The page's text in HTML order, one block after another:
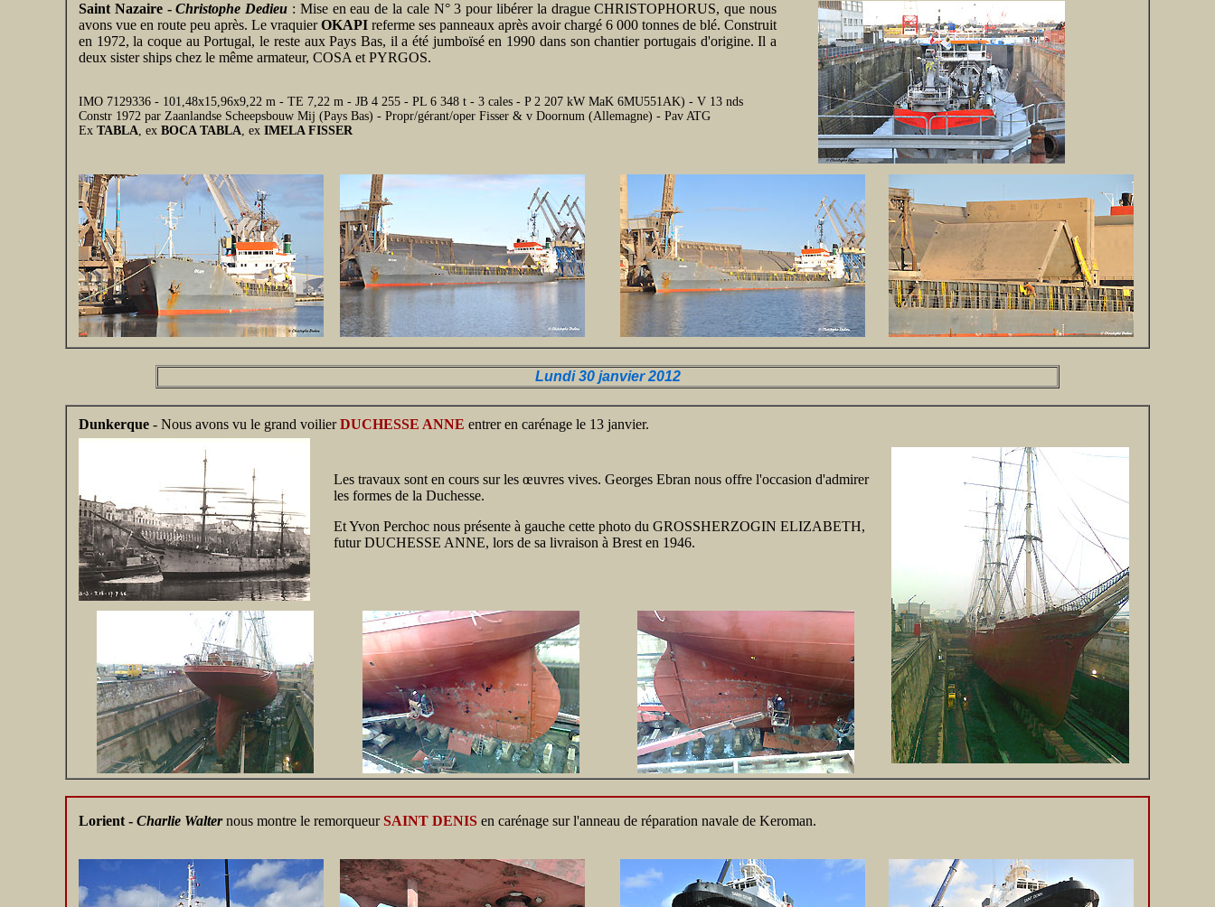
Saint Nazaire -Christophe Dedieu : Mise en eau de la cale N° 3 pour libérer la drague CHRISTOPHORUS, que nous
avons vue en route peu après. Le vraquierOKAPI referme ses panneaux après avoir chargé 6 000 tonnes de blé. Construit
en 1972, la coque au Portugal, le reste aux Pays Bas, il a été jumboïsé en 1990 dans son chantier portugais d'origine. Il a
deux sister ships chez le même armateur, COSA et PYRGOS.
IMO 7129336 - 101,48x15,96x9,22 m - TE 7,22 m - JB 4 255 - PL 6 348 t - 3 cales - P 2 207 kW MaK 6MU551AK) - V 13 nds
Constr 1972 par Zaanlandse Scheepsbouw Mij (Pays Bas) - Propr/gérant/oper Fisser & v Doornum (Allemagne) - Pav ATG
Ex TABLA, ex BOCA TABLA, ex IMELA FISSER
Lundi 30 janvier 2012
Dunkerque - Nous avons vu le grand voilierDUCHESSE ANNE entrer en carénage le 13 janvier.
Les travaux sont en cours sur les œuvres vives. Georges Ebran nous offre l'occasion d'admirer
les formes de la Duchesse.
Et Yvon Perchoc nous présente à gauche cette photo du GROSSHERZOGIN ELIZABETH,
futur DUCHESSE ANNE, lors de sa livraison à Brest en 1946.
Lorient - Charlie Walternous montre le remorqueurSAINT DENIS en carénage sur l'anneau de réparation navale de Keroman.